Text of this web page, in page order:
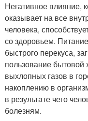
Негативное влияние,
оказывает на все
человека,
со здоровьем.
быстрого перекуса,
пользование бытовой
выхлопных газов в
накоплению в
в результате чего
болезням.